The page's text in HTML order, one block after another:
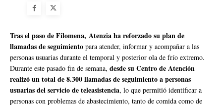
Tras el paso de Filomena, Atenzia ha reforzado su plan de
llamadas de seguimiento para atender, informar y acompañar a las
personas usuarias durante el temporal y posterior ola de frío extremo.
Durante este pasado fin de semana, desde su Centro de Atención
realizó un total de 8.300 llamadas de seguimiento a personas
usuarias del servicio de teleasistencia, lo que permitió identificar a
personas con problemas de abastecimiento, tanto de comida como de